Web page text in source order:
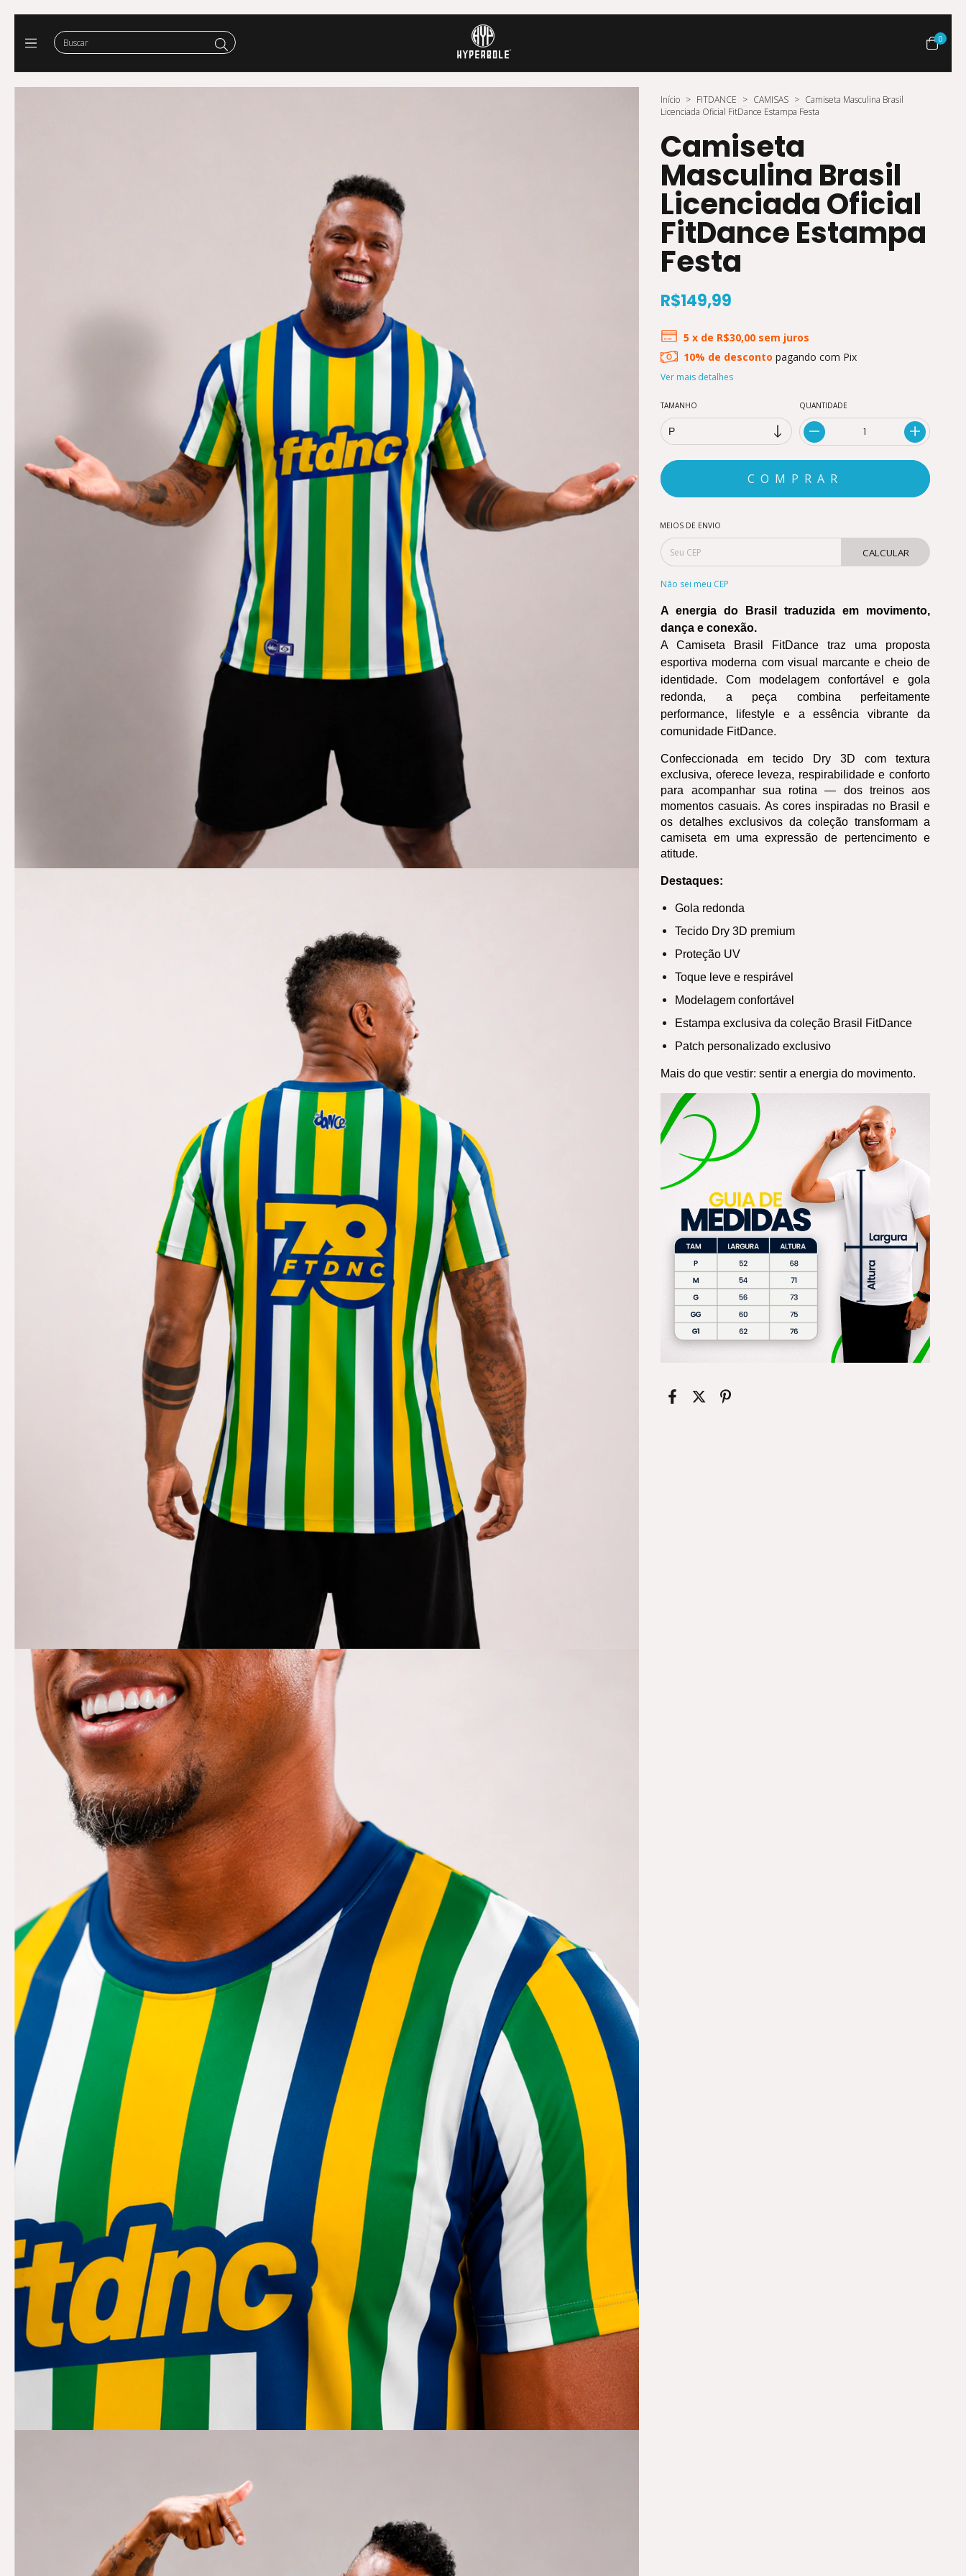
0
Início > FITDANCE > CAMISAS > Camiseta Masculina Brasil
Licenciada Oficial FitDance Estampa Festa
Camiseta
Masculina Brasil
Licenciada Oficial
FitDance Estampa
Festa
R$149,99
5 x de R$30,00 sem juros
10% de desconto pagando com Pix
Ver mais detalhes
TAMANHO QUANTIDADE
MEIOS DE ENVIO
CALCULAR
Não sei meu CEP
A energia do Brasil traduzida em movimento,
dança e conexão.
A Camiseta Brasil FitDance traz uma proposta
esportiva moderna com visual marcante e cheio de
identidade. Com modelagem confortável e gola
redonda, a peça combina perfeitamente
performance, lifestyle e a essência vibrante da
comunidade FitDance.
Confeccionada em tecido Dry 3D com textura
exclusiva, oferece leveza, respirabilidade e conforto
para acompanhar sua rotina — dos treinos aos
momentos casuais. As cores inspiradas no Brasil e
os detalhes exclusivos da coleção transformam a
camiseta em uma expressão de pertencimento e
atitude.
Destaques:
Gola redonda
Tecido Dry 3D premium
Proteção UV
Toque leve e respirável
Modelagem confortável
Estampa exclusiva da coleção Brasil FitDance
Patch personalizado exclusivo
Mais do que vestir: sentir a energia do movimento.